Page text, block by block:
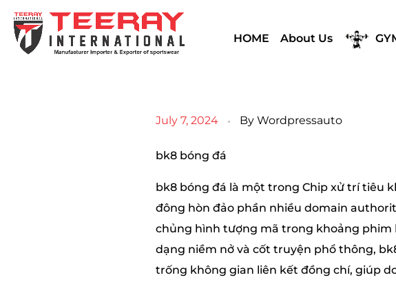
HOME About Us
July 7, 2024 By Wordpressauto
bk8 bóng đá
bk8 bóng đá là một trong Chip xử trí tiêu
đông hòn đảo phần nhiều domain
chủng hình tượng mã trong khoảng phim
dạng niềm nở và cốt truyện phổ thông,
trống không gian liên kết đồng chí, giúp